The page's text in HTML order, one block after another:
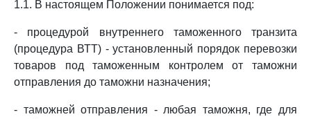
1.1. В настоящем Положении понимается под:
- процедурой внутреннего таможенного транзита
(процедура ВТТ) - установленный порядок перевозки
товаров под таможенным контролем от таможни
отправления до таможни назначения;
- таможней отправления - любая таможня, где для